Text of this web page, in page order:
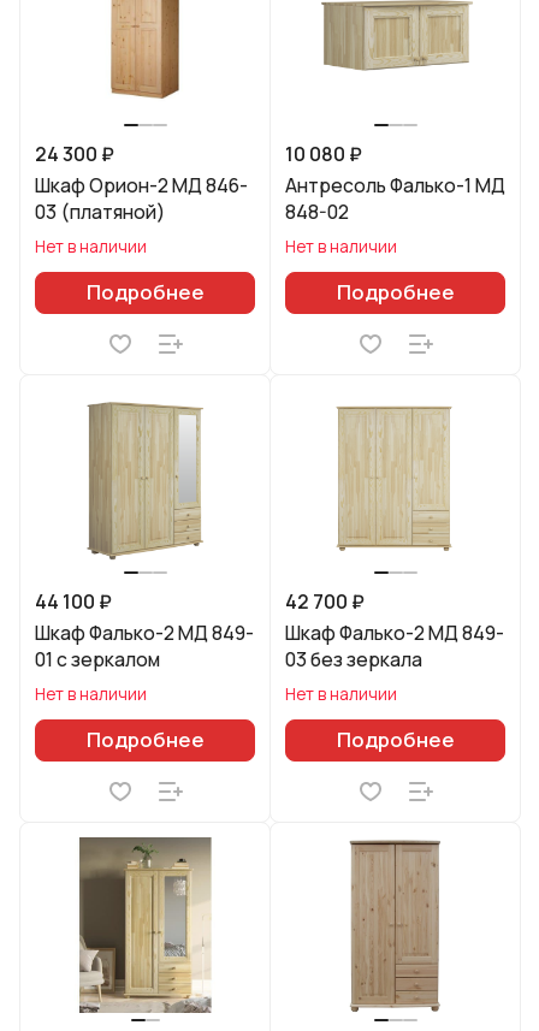
24 300 ₽
Шкаф Орион-2 МД 846-
03 (платяной)
Нет в наличии
Подробнее
10 080 ₽
Антресоль Фалько-1 МД
848-02
Нет в наличии
Подробнее
44 100 ₽
Шкаф Фалько-2 МД 849-
01 с зеркалом
Нет в наличии
Подробнее
42 700 ₽
Шкаф Фалько-2 МД 849-
03 без зеркала
Нет в наличии
Подробнее